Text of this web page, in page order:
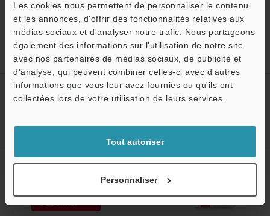
Les cookies nous permettent de personnaliser le contenu
et les annonces, d'offrir des fonctionnalités relatives aux
médias sociaux et d'analyser notre trafic. Nous partageons
également des informations sur l'utilisation de notre site
avec nos partenaires de médias sociaux, de publicité et
d'analyse, qui peuvent combiner celles-ci avec d'autres
informations que vous leur avez fournies ou qu'ils ont
collectées lors de votre utilisation de leurs services.
Tout autoriser
Personnaliser
Inscription simple, accès illimité
Créez votre compte KEYENCE
Abonnement à la lettre
S'abonner